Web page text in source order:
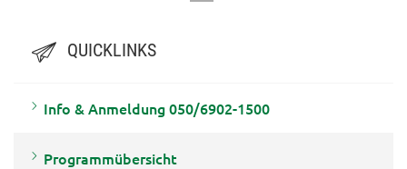
QUICKLINKS
Info & Anmeldung 050/6902-1500
Programmübersicht